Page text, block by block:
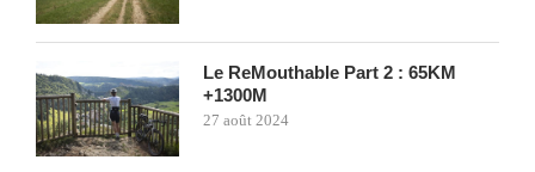
Le ReMouthable Part 2 : 65KM
+1300M
27 août 2024